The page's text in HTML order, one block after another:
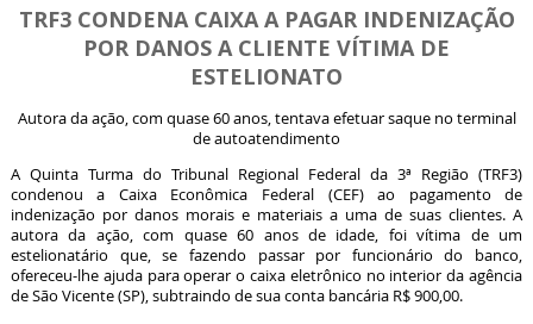
TRF3 CONDENA CAIXA A PAGAR INDENIZAÇÃO
POR DANOS A CLIENTE VÍTIMA DE
ESTELIONATO
Autora da ação, com quase 60 anos, tentava efetuar saque no terminal
de autoatendimento
A Quinta Turma do Tribunal Regional Federal da 3ª Região (TRF3)
condenou a Caixa Econômica Federal (CEF) ao pagamento de
indenização por danos morais e materiais a uma de suas clientes. A
autora da ação, com quase 60 anos de idade, foi vítima de um
estelionatário que, se fazendo passar por funcionário do banco,
ofereceu-lhe ajuda para operar o caixa eletrônico no interior da agência
de São Vicente (SP), subtraindo de sua conta bancária R$ 900,00.